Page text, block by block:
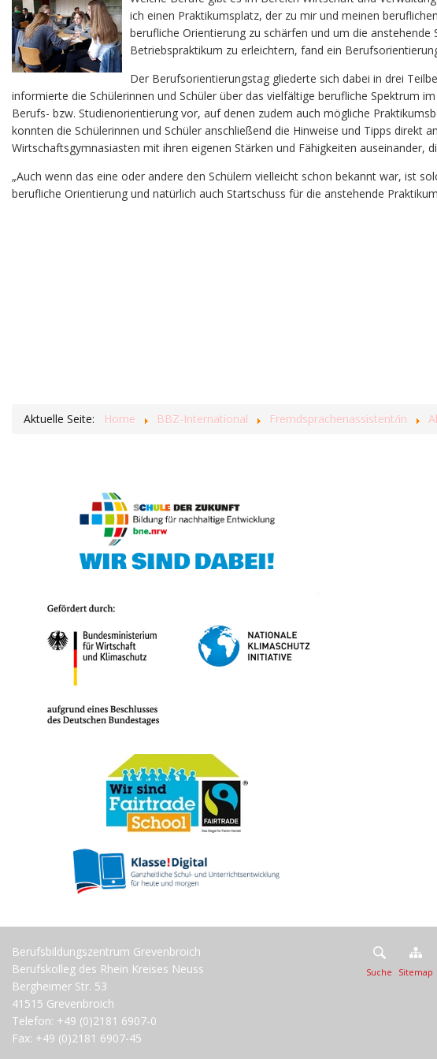
ich einen Praktikumsplatz, der zu mir und meinen
berufliche Orientierung zu schärfen und um die
Betriebspraktikum zu erleichtern, fand ein
Der Berufsorientierungstag gliederte sich dabei in drei
informierte die Schülerinnen und Schüler über das vielfältige berufliche Spektrum
Berufs- bzw. Studienorientierung vor, auf denen zudem auch mögliche
konnten die Schülerinnen und Schüler anschließend die Hinweise und Tipps direkt
Wirtschaftsgymnasiasten mit ihren eigenen Stärken und Fähigkeiten auseinander,
„Auch wenn das eine oder andere den Schülern vielleicht schon bekannt war, ist
berufliche Orientierung und natürlich auch Startschuss für die anstehende
Aktuelle Seite: Home BBZ-International Fremdsprachenassistent/in
Berufsbildungszentrum Grevenbroich
Berufskolleg des Rhein Kreises Neuss
Bergheimer Str. 53
41515 Grevenbroich
Telefon: +49 (0)2181 6907-0
Fax: +49 (0)2181 6907-45
Suche Sitemap